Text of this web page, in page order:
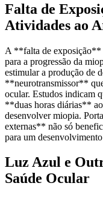
Falta de
Atividades ao
A **falta de exposição**
para a progressão da
estimular a produção de
**neurotransmissor**
ocular. Estudos indicam
**duas horas diárias**
desenvolver miopia.
externas** não só
para um
Luz Azul e
Saúde Ocular